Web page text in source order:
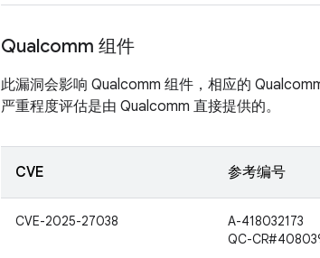
Qualcomm 组件
此漏洞会影响 Qualcomm 组件，相应的
严重程度评估是由 Qualcomm 直接提供的。
CVE 参考编号
CVE-2025-27038
A-418032173
QC-